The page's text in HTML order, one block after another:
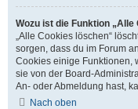
Wozu ist die Funktion
„Alle Cookies löschen“
sorgen, dass du im Forum
Cookies einige Funktionen,
sie von der Board-
An- oder Abmeldung hast,
Nach oben